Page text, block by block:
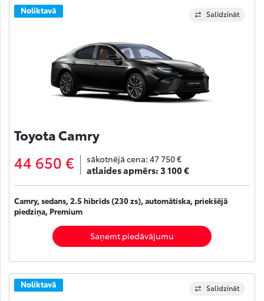
Salīdzināt
Noliktavā
Toyota Camry
44 650 € sākotnējā cena: 47 750 €
atlaides apmērs:3 100 €
Camry, sedans, 2.5 hibrīds (230 zs), automātiska, priekšējā
piedziņa, Premium
Saņemt piedāvājumu
Salīdzināt
Noliktavā